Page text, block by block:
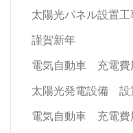
太陽光パネル設置
謹賀新年
電気自動車 充電費
太陽光発電設備 設
電気自動車 充電費